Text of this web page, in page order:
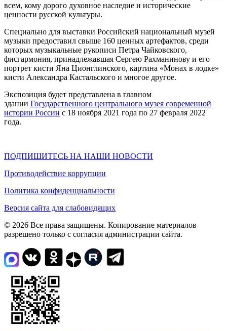
всем, кому дорого духовное наследие и исторические
ценности русской культуры.
Специально для выставки Российский национальный музей
музыки предоставил свыше 160 ценных артефактов, среди
которых музыкальные рукописи Петра Чайковского,
фисгармония, принадлежавшая Сергею Рахманинову и его
портрет кисти Яна Ционглинского, картина «Монах в лодке»
кисти Александра Кастальского и многое другое.
Экспозиция будет представлена в главном
здании Государственного центрального музея современной
истории России с 18 ноября 2021 года по 27 февраля 2022
года.
ПОДПИШИТЕСЬ НА НАШИ НОВОСТИ
Противодействие коррупции
Политика конфиденциальности
Версия сайта для слабовидящих
© 2026 Все права защищены. Копирование материалов
разрешено только с согласия администрации сайта.